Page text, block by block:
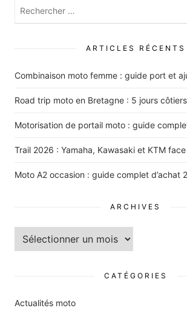
Rechercher
ARTICLES RÉCENTS
Combinaison moto femme : guide port et
Road trip moto en Bretagne : 5 jours
Motorisation de portail moto : guide
Trail 2026 : Yamaha, Kawasaki et KTM
Moto A2 occasion : guide complet d’achat
ARCHIVES
Archives
CATÉGORIES
Actualités moto